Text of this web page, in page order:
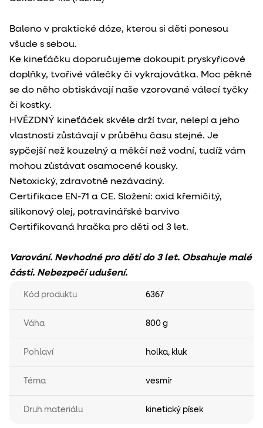
Baleno v praktické dóze, kterou si děti ponesou
všude s sebou.
Ke kineťáčku doporučujeme dokoupit pryskyřicové
doplňky, tvořivé válečky či vykrajovátka. Moc pěkně
se do něho obtiskávají naše vzorované válecí tyčky
či kostky.
HVĚZDNÝ kineťáček skvěle drží tvar, nelepí a jeho
vlastnosti zůstávají v průběhu času stejné. Je
sypčejší než kouzelný a měkčí než vodní, tudíž vám
mohou zůstávat osamocené kousky.
Netoxický, zdravotně nezávadný.
Certifikace EN-71 a CE. Složení: oxid křemičitý,
silikonový olej, potravinářské barvivo
Certifikovaná hračka pro děti od 3 let.
Varování. Nevhodné pro děti do 3 let. Obsahuje malé
části. Nebezpečí udušení.
Kód produktu 6367
Váha 800 g
Pohlaví holka, kluk
Téma vesmír
Druh materiálu kinetický písek